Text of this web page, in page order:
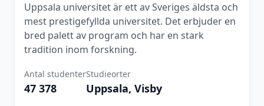
Uppsala universitet är ett av Sveriges äldsta och
mest prestigefyllda universitet. Det erbjuder en
bred palett av program och har en stark
tradition inom forskning.
Antal studenter
47 378
Studieorter
Uppsala, Visby